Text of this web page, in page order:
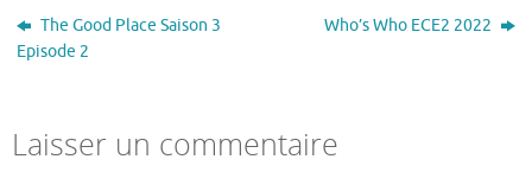
The Good Place Saison 3
Episode 2
Who’s Who ECE2 2022
Laisser un commentaire